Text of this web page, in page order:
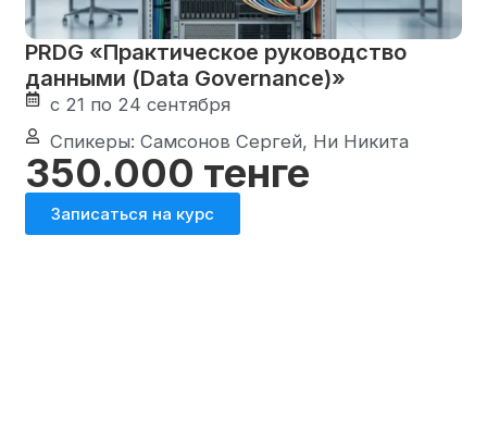
PRDG «Практическое руководство
данными (Data Governance)»
с 21 по 24 сентября
Спикеры: Самсонов Сергей, Ни Никита
350.000 тенге
Записаться на курс